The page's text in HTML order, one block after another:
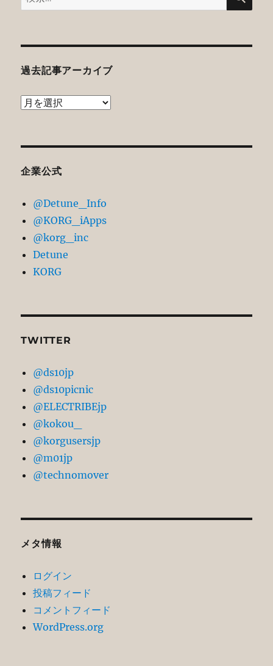
索:
過去記事アーカイブ
過
ア
カ
イ
ブ
企業公式
@Detune_Info
@KORG_iApps
@korg_inc
Detune
KORG
TWITTER
@ds10jp
@ds10picnic
@ELECTRIBEjp
@kokou_
@korgusersjp
@m01jp
@technomover
メタ情報
ログイン
投稿フィード
コメントフィード
WordPress.org